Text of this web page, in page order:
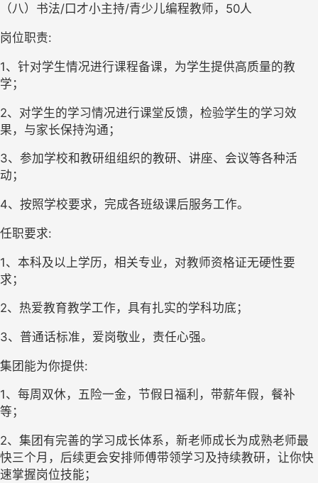
（八）书法/口才小主持/青少儿编程教师，50人
岗位职责:
1、针对学生情况进行课程备课，为学生提供高质量的教
学；
2、对学生的学习情况进行课堂反馈，检验学生的学习效
果，与家长保持沟通；
3、参加学校和教研组组织的教研、讲座、会议等各种活
动；
4、按照学校要求，完成各班级课后服务工作。
任职要求:
1、本科及以上学历，相关专业，对教师资格证无硬性要
求；
2、热爱教育教学工作，具有扎实的学科功底；
3、普通话标准，爱岗敬业，责任心强。
集团能为你提供:
1、每周双休，五险一金，节假日福利，带薪年假，餐补
等；
2、集团有完善的学习成长体系，新老师成长为成熟老师最
快三个月，后续更会安排师傅带领学习及持续教研，让你快
速掌握岗位技能；